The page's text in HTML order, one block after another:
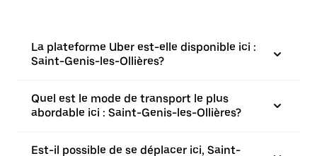
La plateforme Uber est-elle disponible ici :
Saint-Genis-les-Ollières?
Quel est le mode de transport le plus
abordable ici : Saint-Genis-les-Ollières?
Est-il possible de se déplacer ici, Saint-